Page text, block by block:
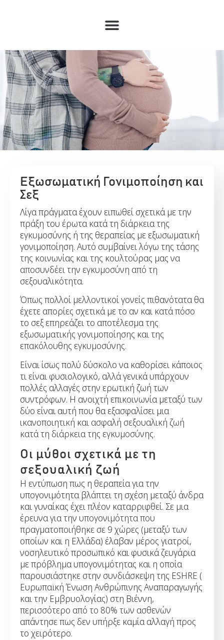
Εξωσωματική Γονιμοποίηση και
Σεξ
Λίγα πράγματα έχουν ειπωθεί σχετικά με την
πράξη του έρωτα κατά τη διάρκεια της
εγκυμοσύνης ή της θεραπείας με εξωσωματική
γονιμοποίηση. Αυτό συμβαίνει λόγω της τάσης
της κοινωνίας και της κουλτούρας μας να
αποσυνδέει την εγκυμοσύνη από τη
σεξουαλικότητα.
Όπως πολλοί μελλοντικοί γονείς πιθανότατα θα
έχετε απορίες σχετικά με το αν και κατά πόσο
το σεξ επηρεάζει το αποτέλεσμα της
εξωσωματικής γονιμοποίησης και της
επακόλουθης εγκυμοσύνης.
Είναι ίσως πολύ δύσκολο να καθορίσει κάποιος
τι είναι φυσιολογικό, αλλά γενικά υπάρχουν
πολλές αλλαγές στην ερωτική ζωή των
συντρόφων. Η ανοιχτή επικοινωνία μεταξύ των
δύο είναι αυτή που θα εξασφαλίσει μια
ικανοποιητική και ασφαλή σεξουαλική ζωή
κατά τη διάρκεια της εγκυμοσύνης.
Οι μύθοι σχετικά με τη
σεξουαλική ζωή
Η εντύπωση πως η θεραπεία για την
υπογονιμότητα βλάπτει τη σχέση μεταξύ άνδρα
και γυναίκας έχει πλέον καταρριφθεί. Σε μια
έρευνα για την υπογονιμότητα που
πραγματοποιήθηκε σε 9 χώρες (μεταξύ των
οποίων και η Ελλάδα) έλαβαν μέρος γιατροί,
νοσηλευτικό προσωπικό και φυσικά ζευγάρια
με πρόβλημα υπογονιμότητας και η οποία
παρουσιάστηκε στην συνδιάσκεψη της ESHRE (
Ευρωπαϊκή Ένωση Ανθρώπινης Αναπαραγωγής
και την Εμβρυολογίας) στη Βιέννη,
περισσότερο από το 80% των ασθενών
απάντησε πως δεν υπήρξε καμία αλλαγή προς
το χειρότερο.